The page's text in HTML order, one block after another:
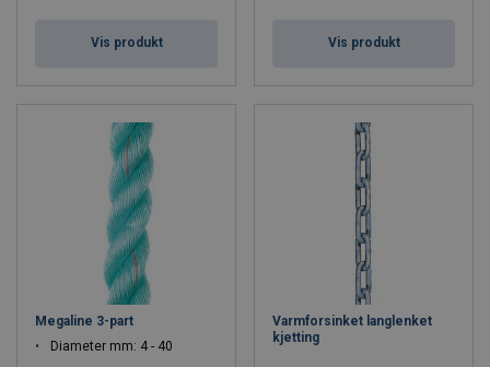
Vis produkt Vis produkt
Megaline 3-part
Diameter mm: 4 - 40
Varmforsinket langlenket
kjetting